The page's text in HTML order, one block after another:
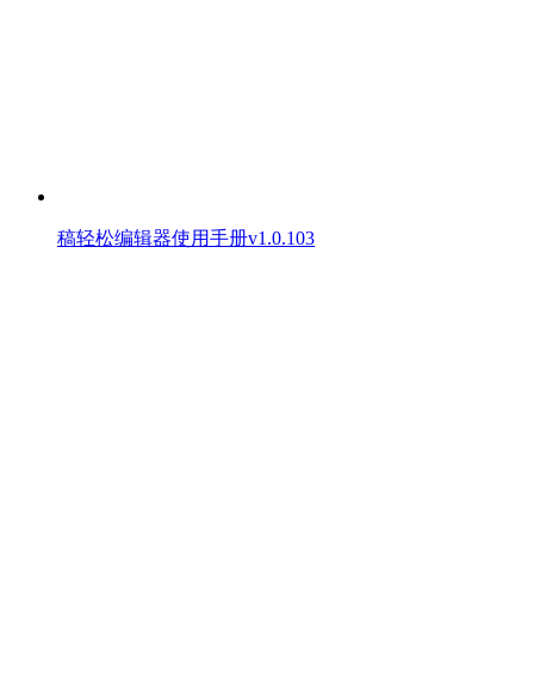
稿轻松编辑器使用手册v1.0.103